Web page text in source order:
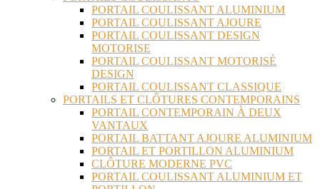
PORTAIL COULISSANT ALUMINIUM
PORTAIL COULISSANT AJOURE
PORTAIL COULISSANT DESIGN
MOTORISE
PORTAIL COULISSANT MOTORISÉ
DESIGN
PORTAIL COULISSANT CLASSIQUE
PORTAILS ET CLÔTURES CONTEMPORAINS
PORTAIL CONTEMPORAIN À DEUX
VANTAUX
PORTAIL BATTANT AJOURE ALUMINIUM
PORTAIL ET PORTILLON ALUMINIUM
CLÔTURE MODERNE PVC
PORTAIL COULISSANT ALUMINIUM ET